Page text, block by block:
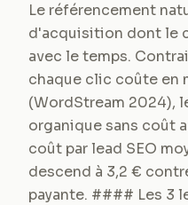
Le référencement
d'acquisition dont le
avec le temps.
chaque clic coûte en
(WordStream 2024),
organique sans coût
coût par lead SEO
descend à 3,2 €
payante. #### Les 3